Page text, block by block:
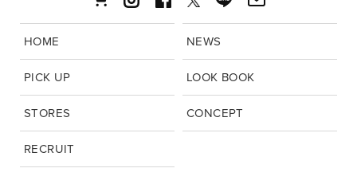
HOME NEWS
PICK UP LOOK BOOK
STORES CONCEPT
RECRUIT